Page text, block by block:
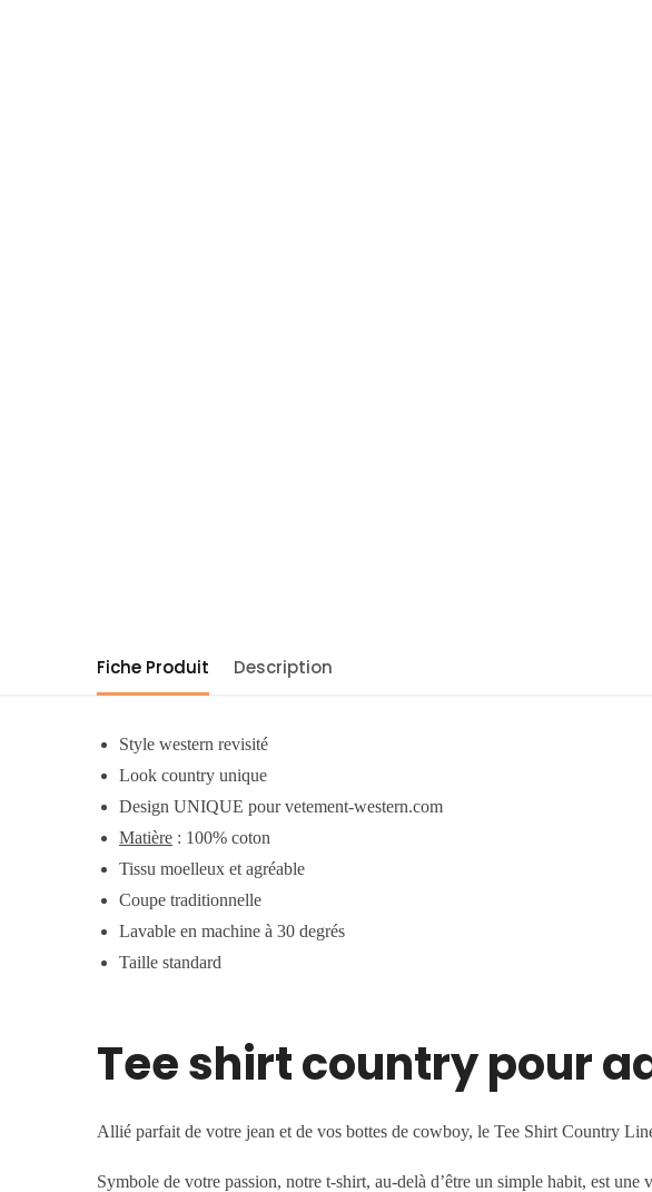
Fiche Produit Description
Style western revisité
Look country unique
Design UNIQUE pour vetement-western.com
Matière : 100% coton
Tissu moelleux et agréable
Coupe traditionnelle
Lavable en machine à 30 degrés
Taille standard
Tee shirt country pour
Allié parfait de votre jean et de vos bottes de cowboy, le Tee Shirt Country
Symbole de votre passion, notre t-shirt, au-delà d’être un simple habit, est